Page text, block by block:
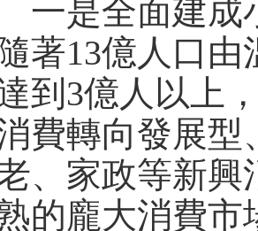
一是全面建成
隨著13億人口
到3億人以上
費轉向發展型
、家政等新興
的龐大消費市